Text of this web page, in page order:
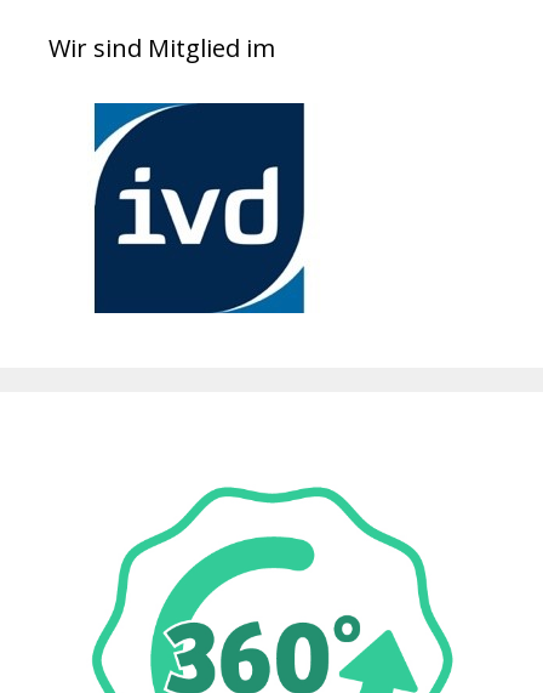
Wir sind Mitglied im